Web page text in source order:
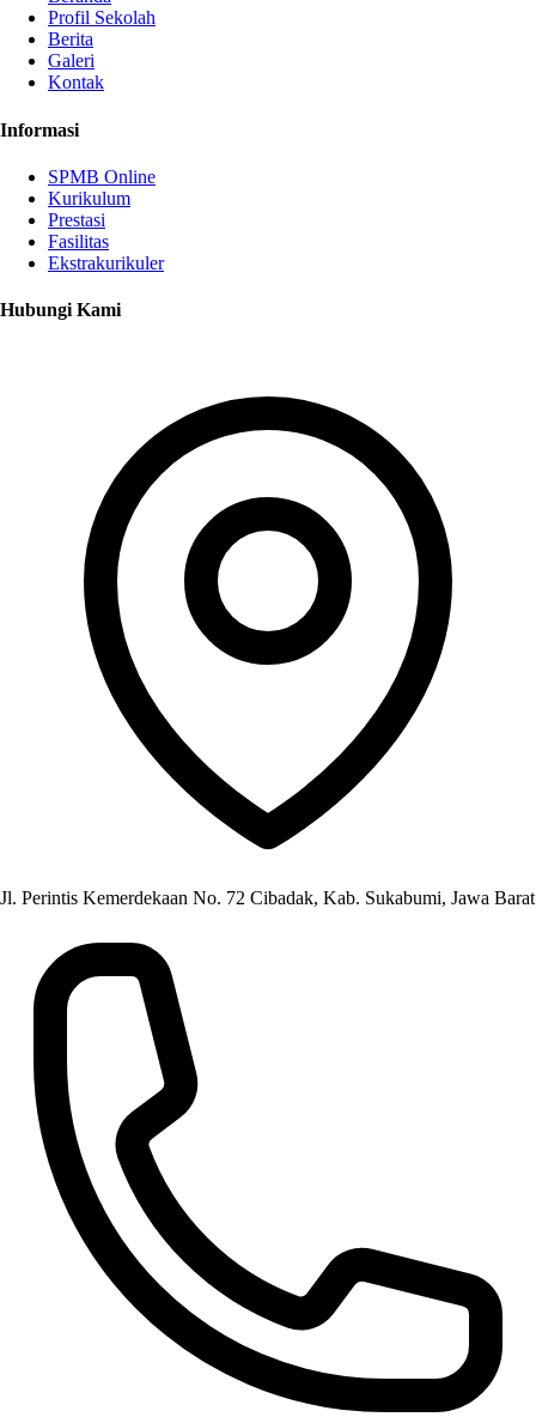
Profil Sekolah
Berita
Galeri
Kontak
Informasi
SPMB Online
Kurikulum
Prestasi
Fasilitas
Ekstrakurikuler
Hubungi Kami
Jl. Perintis Kemerdekaan No. 72 Cibadak, Kab. Sukabumi, Jawa Barat